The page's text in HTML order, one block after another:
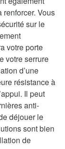
renforcer. Vous
sur le
votre porte
votre serrure
d’une
résistance à
Il peut
anti-
déjouer le
sont bien
de